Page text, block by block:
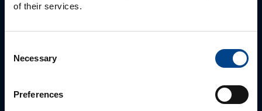
of their services.
Selection
Necessary
Preferences
Ota yhteyttä!
parhaan ratkaisun. Otathan yhtettä puhelimitse,